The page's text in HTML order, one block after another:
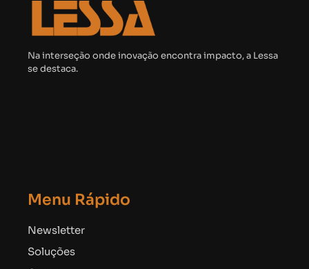
Na interseção onde inovação encontra impacto, a Lessa
se destaca.
Menu Rápido
Newsletter
Soluções